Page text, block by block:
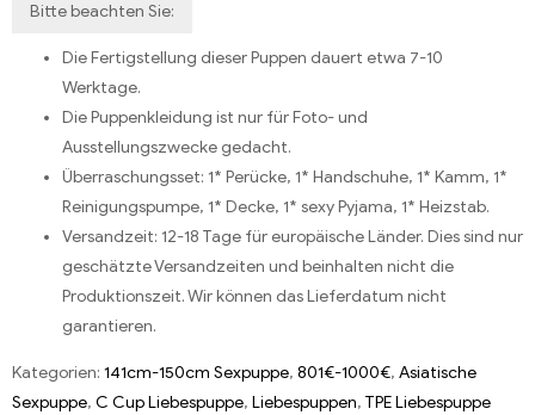
Bitte beachten Sie:
Die Fertigstellung dieser Puppen dauert etwa 7-10
Werktage.
Die Puppenkleidung ist nur für Foto- und
Ausstellungszwecke gedacht.
Überraschungsset: 1* Perücke, 1* Handschuhe, 1* Kamm, 1*
Reinigungspumpe, 1* Decke, 1* sexy Pyjama, 1* Heizstab.
Versandzeit: 12-18 Tage für europäische Länder. Dies sind nur
geschätzte Versandzeiten und beinhalten nicht die
Produktionszeit. Wir können das Lieferdatum nicht
garantieren.
Kategorien: 141cm-150cm Sexpuppe, 801€-1000€, Asiatische
Sexpuppe, C Cup Liebespuppe, Liebespuppen, TPE Liebespuppe